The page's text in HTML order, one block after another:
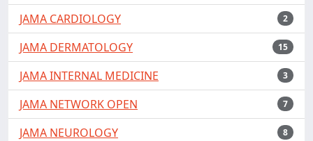
JAMA CARDIOLOGY 2
JAMA DERMATOLOGY 15
JAMA INTERNAL MEDICINE 3
JAMA NETWORK OPEN 7
JAMA NEUROLOGY 8